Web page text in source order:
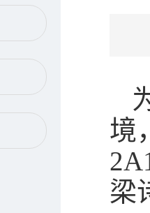
境
梁